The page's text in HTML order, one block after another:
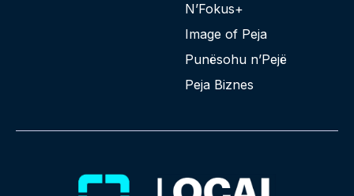
N’Fokus+
Image of Peja
Punësohu n’Pejë
Peja Biznes